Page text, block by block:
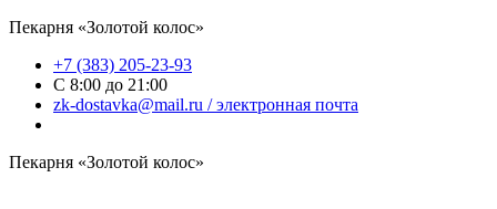
Пекарня «Золотой колос»
+7 (383) 205-23-93
С 8:00 до 21:00
zk-dostavka@mail.ru / электронная почта
Пекарня «Золотой колос»